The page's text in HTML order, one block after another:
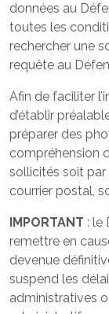
données au
toutes les
rechercher une
requête au
Afin de faciliter
d’établir
préparer des
compréhension
sollicités soit
courrier postal,
IMPORTANT : le
remettre en
devenue
suspend les
administratives